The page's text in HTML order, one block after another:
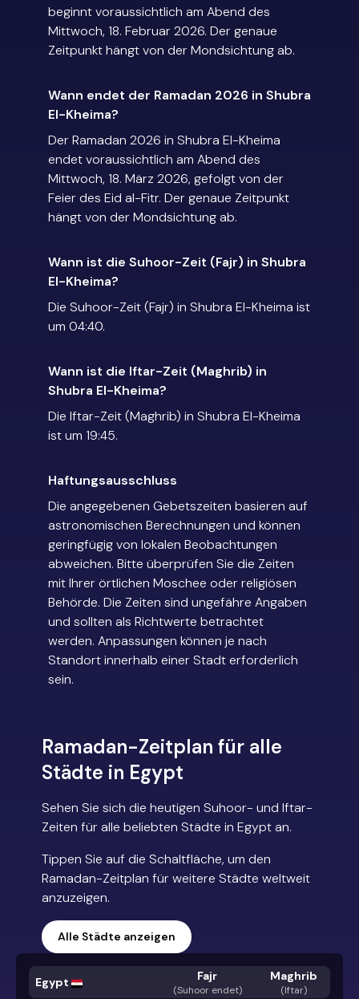
beginnt voraussichtlich am Abend des
Mittwoch, 18. Februar 2026. Der genaue
Zeitpunkt hängt von der Mondsichtung ab.
Wann endet der Ramadan 2026 in Shubra
El-Kheima?
Der Ramadan 2026 in Shubra El-Kheima
endet voraussichtlich am Abend des
Mittwoch, 18. März 2026, gefolgt von der
Feier des Eid al-Fitr. Der genaue Zeitpunkt
hängt von der Mondsichtung ab.
Wann ist die Suhoor-Zeit (Fajr) in Shubra
El-Kheima?
Die Suhoor-Zeit (Fajr) in Shubra El-Kheima ist
um 04:40.
Wann ist die Iftar-Zeit (Maghrib) in
Shubra El-Kheima?
Die Iftar-Zeit (Maghrib) in Shubra El-Kheima
ist um 19:45.
Haftungsausschluss
Die angegebenen Gebetszeiten basieren auf
astronomischen Berechnungen und können
geringfügig von lokalen Beobachtungen
abweichen. Bitte überprüfen Sie die Zeiten
mit Ihrer örtlichen Moschee oder religiösen
Behörde. Die Zeiten sind ungefähre Angaben
und sollten als Richtwerte betrachtet
werden. Anpassungen können je nach
Standort innerhalb einer Stadt erforderlich
sein.
Ramadan-Zeitplan für alle
Städte in Egypt
Sehen Sie sich die heutigen Suhoor- und Iftar-
Zeiten für alle beliebten Städte in Egypt an.
Tippen Sie auf die Schaltfläche, um den
Ramadan-Zeitplan für weitere Städte weltweit
anzuzeigen.
Alle Städte anzeigen
Egypt Fajr
(Suhoor endet)
Maghrib
(Iftar)